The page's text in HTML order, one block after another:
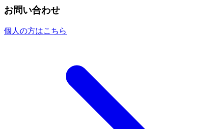
お問い合わせ
個人の方はこちら